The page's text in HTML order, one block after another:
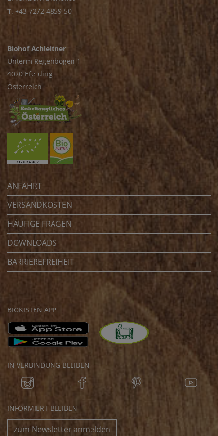
T. +43 7272 4859 50
Biohof Achleitner
Unterm Regenbogen 1
4070 Eferding
Österreich
ANFAHRT
VERSANDKOSTEN
HÄUFIGE FRAGEN
DOWNLOADS
BARRIEREFREIHEIT
BIOKISTEN APP
IN VERBINDUNG BLEIBEN
INFORMIERT BLEIBEN
zum Newsletter anmelden